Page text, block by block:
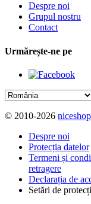
Despre noi
Grupul nostru
Contact
Urmărește-ne pe
© 2010-2026
Despre noi
Protecția datelor
Termeni și
retragere
Declarația de
Setări de